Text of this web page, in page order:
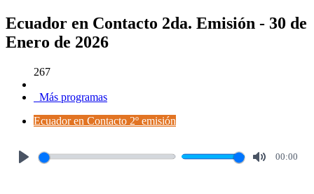
Ecuador en Contacto 2da. Emisión - 30 de
Enero de 2026
267
Más programas
Ecuador en Contacto 2º emisión
00:00